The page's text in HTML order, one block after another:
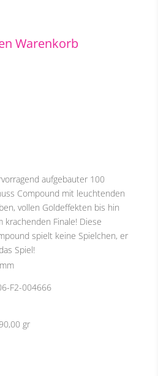
Warenkorb
aufgebauter 100
Compound mit leuchtenden
vollen Goldeffekten bis hin
krachenden Finale! Diese
spielt keine Spielchen, er
Spiel!
F2-004666
gr